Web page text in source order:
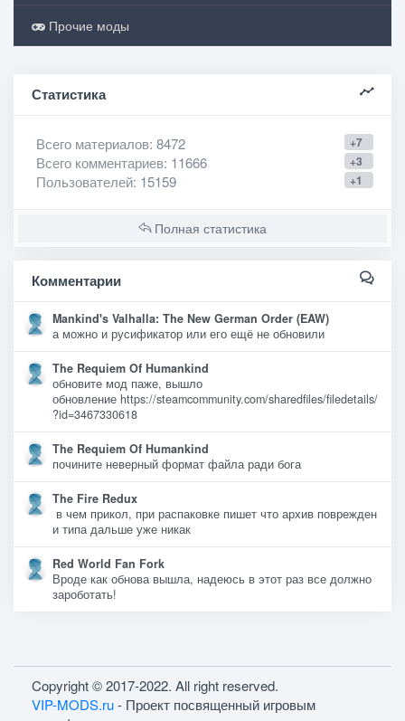
Прочие моды
Статистика
+7
Всего материалов: 8472
+3
Всего комментариев: 11666
+1
Пользователей: 15159
Полная статистика
Комментарии
Mankind's Valhalla: The New German Order (EAW)
а можно и русификатор или его ещё не обновили
The Requiem Of Humankind
обновите мод паже, вышло
обновление https://steamcommunity.com/sharedfiles/filedetails/
?id=3467330618
The Requiem Of Humankind
почините неверный формат файла ради бога
The Fire Redux
в чем прикол, при распаковке пишет что архив поврежден
и типа дальше уже никак
Red World Fan Fork
Вроде как обнова вышла, надеюсь в этот раз все должно
зароботать!
Copyright © 2017-2022. All right reserved.
VIP-MODS.ru- Проект посвященный игровым